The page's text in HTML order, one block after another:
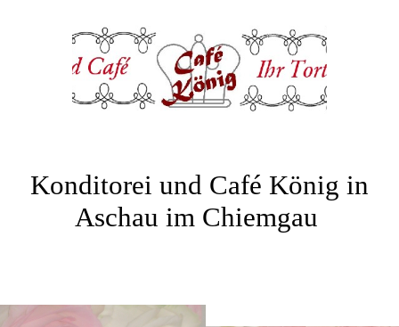
Konditorei und Café König in
Aschau im Chiemgau